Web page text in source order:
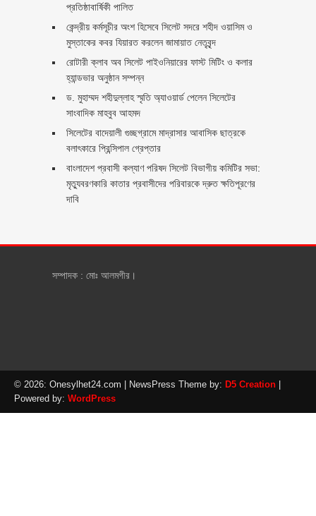
প্রতিষ্ঠাবার্ষিকী পালিত ‎​
কেন্দ্রীয় কর্মসূচীর অংশ হিসেবে সিলেট সদরে শহীদ ওয়াসিম ও
মুস্তাকের কবর যিয়ারত করলেন জামায়াত নেতৃবৃন্দ ‎
রোটারী ক্লাব অব সিলেট পাইওনিয়ারের ফাস্ট মিটিং ও কলার
হ্যান্ডভার অনুষ্ঠান সম্পন্ন
ড. মুহাম্মদ শহীদুল্লাহ স্মৃতি অ্যাওয়ার্ড পেলেন সিলেটের
সাংবাদিক মাহবুব আহমদ
সিলেটের বাদেয়ালী গুচ্ছগ্রামে মাদ্রাসার আবাসিক ছাত্রকে
বলাৎকারে প্রিন্সিপাল গ্রেপ্তার ‎
বাংলাদেশ প্রবাসী কল্যাণ পরিষদ সিলেট বিভাগীয় কমিটির সভা:
মৃত্যুবরণকারি কাতার প্রবাসীদের পরিবারকে দ্রুত ক্ষতিপূরণের
দাবি
সম্পাদক : মোঃ আলমগীর।
© 2026: Onesylhet24.com | NewsPress Theme by: D5 Creation
Powered by: WordPress